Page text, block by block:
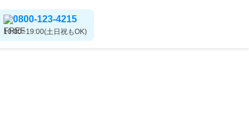
0800-123-4215
10:00~19:00(土日祝もOK)